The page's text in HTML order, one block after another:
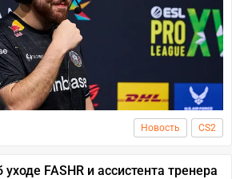
Новость CS2
FASHR и ассистента тренера